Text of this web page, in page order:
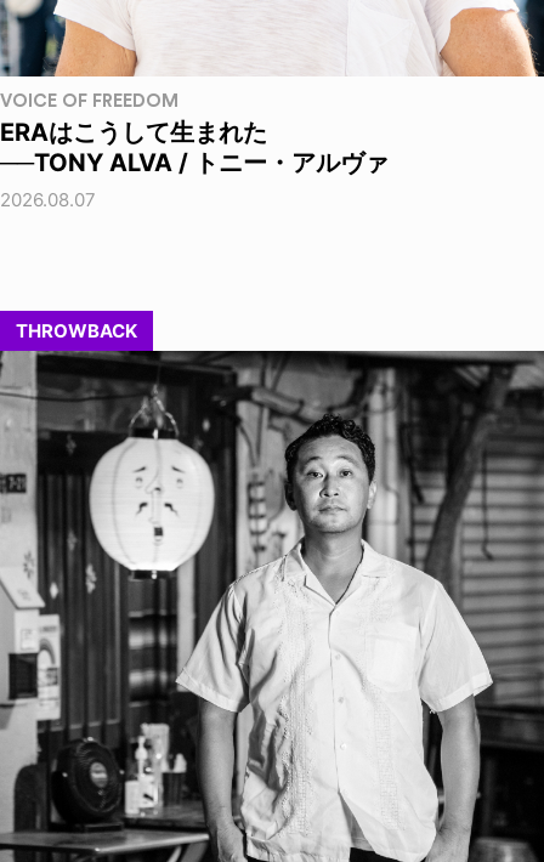
VOICE OF FREEDOM
ERAはこうして生まれた
──TONY ALVA / トニー・アルヴァ
2026.08.07
THROWBACK